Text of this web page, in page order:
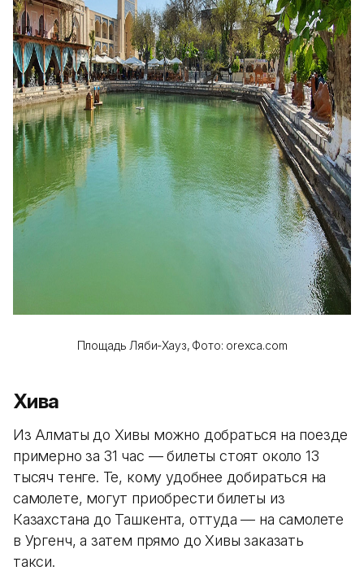
Площадь Ляби-Хауз, Фото: orexca.com
Хива
Из Алматы до Хивы можно добраться на поезде
примерно за 31 час — билеты стоят около 13
тысяч тенге. Те, кому удобнее добираться на
самолете, могут приобрести билеты из
Казахстана до Ташкента, оттуда — на самолете
в Ургенч, а затем прямо до Хивы заказать
такси.